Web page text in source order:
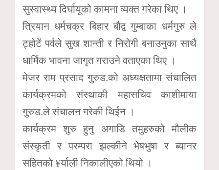
सुस्वास्थ्य दिर्घायूको कामना व्यक्त गरेका थिए ।
त्रियान धर्मचक्र बिहार बौद्व गुम्बाका धर्मगुरु ले
ट्होटें पर्वले सुख शान्ती र निरोगी बनाउनुका साथै
धार्मिक भावना जागृत गराउने वताएका थिए ।
मेजर राम प्रसाद गुरुड.को अध्यक्षतामा संचालित
कार्यक्रमको संस्थाकी महासचिव काशीमाया
गुरुड.ले संचालन गरेकी थिईन ।
कार्यक्रम शुरु हुनु अगाडि तमुहरुको मौलीक
संस्कृती र परम्परा झल्कीने भेषभुषा र ब्यानर
सहितको ¥र्याली निकालीएको थियो ।